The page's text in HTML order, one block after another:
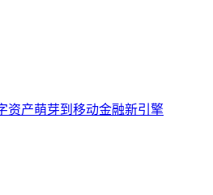
资产萌芽到移动金融新引擎